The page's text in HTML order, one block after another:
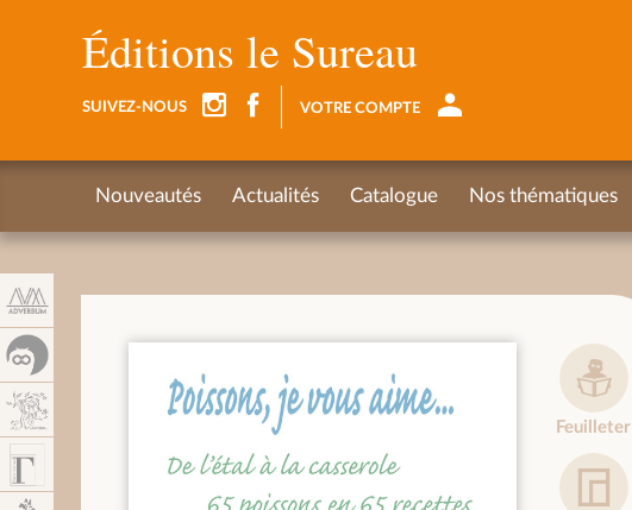
Feuilleter
Éditions le Sureau
SUIVEZ-NOUS VOTRE COMPTE
Nouveautés Actualités Catalogue Nos thématiques